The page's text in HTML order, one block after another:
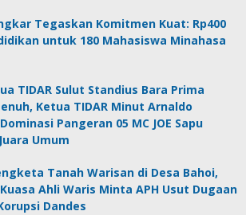
Tegaskan Komitmen Kuat: Rp400
untuk 180 Mahasiswa Minahasa
TIDAR Sulut Standius Bara Prima
Ketua TIDAR Minut Arnaldo
Pangeran 05 MC JOE Sapu
Umum
Tanah Warisan di Desa Bahoi,
Ahli Waris Minta APH Usut Dugaan
Dandes